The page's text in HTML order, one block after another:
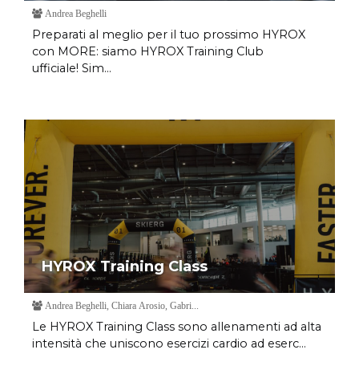
Andrea Beghelli
Preparati al meglio per il tuo prossimo HYROX
con MORE: siamo HYROX Training Club
ufficiale! Sim...
HYROX Training Class
Andrea Beghelli, Chiara Arosio, Gabri...
Le HYROX Training Class sono allenamenti ad alta
intensità che uniscono esercizi cardio ad eserc...